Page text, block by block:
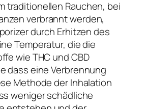
traditionellen Rauchen, bei
verbrannt werden,
durch Erhitzen des
Temperatur, die die
wie THC und CBD
dass eine Verbrennung
Methode der Inhalation
weniger schädliche